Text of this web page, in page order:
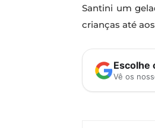
Santini um
crianças até
Escolhe
Vê os